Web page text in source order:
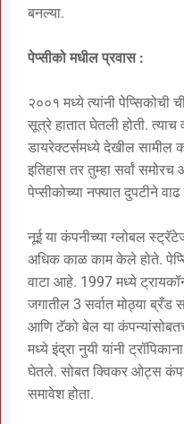
बनल्या.
पेप्सीको मधील प्रवास :
२००१ मध्ये त्यांनी
सूत्रे हातात घेतली होती. त्याच
डायरेक्टर्समध्ये देखील
इतिहास तर तुम्हा सर्वां
पेप्सीकोच्या नफ्यात दुपटीने
नूई या कंपनीच्या ग्लोबल
अधिक काळ काम केले होते.
वाटा आहे. 1997 मध्ये
जगातील 3 सर्वात मोठ्या
आणि टॅको बेल या
मध्ये इंद्रा नुयी यांनी
घेतले. सोबत क्विकर ओट्स
समावेश होता.